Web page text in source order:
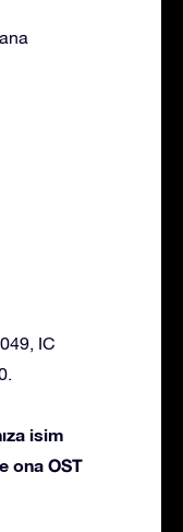
IC
isim
ona OST